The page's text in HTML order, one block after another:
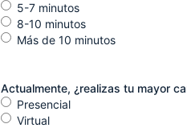
5-7 minutos
8-10 minutos
Más de 10 minutos
Actualmente, ¿realizas tu mayor
Presencial
Virtual